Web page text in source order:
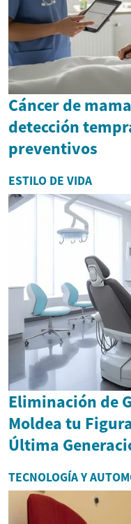
Cáncer de
detección
preventivos
ESTILO DE VIDA
Eliminación de
Moldea tu
Última
TECNOLOGÍA Y